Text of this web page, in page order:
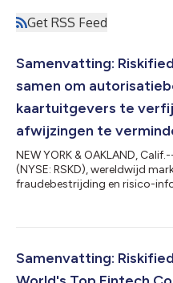
Get RSS Feed
Samenvatting:
samen om
kaartuitgevers te
afwijzingen te
NEW YORK & OAKLAND,
(NYSE: RSKD), wereldwijd
fraudebestrijding en risico-
kaartuitgifte. Hiermee krijgen
de autorisatiefase. De
nauwkeurigere
Samenvatting: